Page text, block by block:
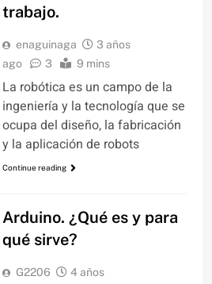
trabajo.
enaguinaga
3 años
ago
3 9 mins
La robótica es un campo de la
ingeniería y la tecnología que se
ocupa del diseño, la fabricación
y la aplicación de robots
Continue reading
Arduino. ¿Qué es y para
qué sirve?
G2206
4 años